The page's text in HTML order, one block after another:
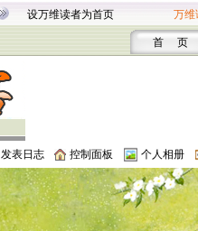
设万维读者为首页 万维
首 页
发表日志 控制面板 个人相册